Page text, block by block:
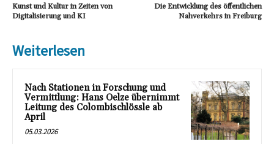
Kunst und Kultur in Zeiten von
Digitalisierung und KI
Die Entwicklung des öffentlichen
Nahverkehrs in Freiburg
Weiterlesen
Nach Stationen in Forschung und
Vermittlung: Hans Oelze übernimmt
Leitung des Colombischlössle ab
April
05.03.2026